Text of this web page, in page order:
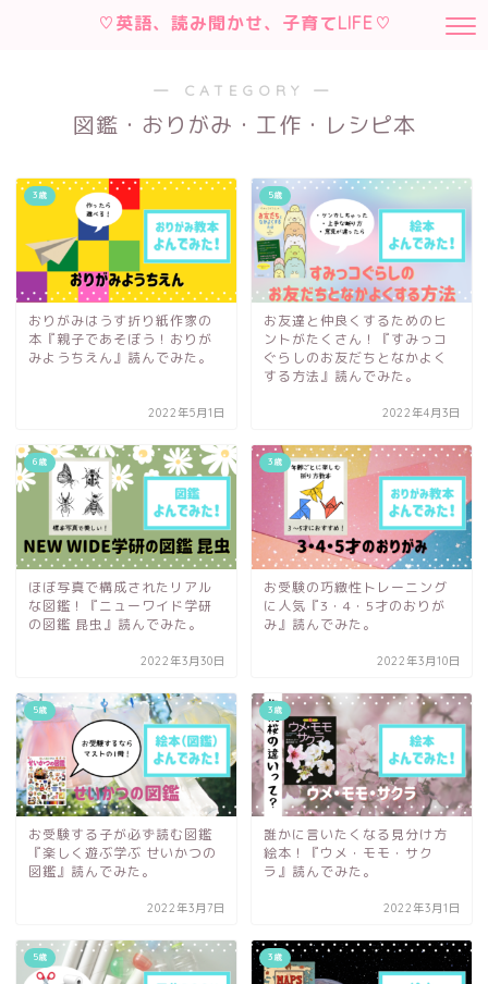
♡英語、読み聞かせ、子育てLIFE♡
― CATEGORY ―
図鑑・おりがみ・工作・レシピ本
3歳
おりがみはうす折り紙作家の
本『親子であそぼう！おりが
みようちえん』読んでみた。
2022年5月1日
5歳
お友達と仲良くするためのヒ
ントがたくさん！『すみっコ
ぐらしのお友だちとなかよく
する方法』読んでみた。
2022年4月3日
6歳
ほぼ写真で構成されたリアル
な図鑑！『ニューワイド学研
の図鑑 昆虫』読んでみた。
2022年3月30日
3歳
お受験の巧緻性トレーニング
に人気『3・4・5才のおりが
み』読んでみた。
2022年3月10日
5歳
お受験する子が必ず読む図鑑
『楽しく遊ぶ学ぶ せいかつの
図鑑』読んでみた。
2022年3月7日
3歳
誰かに言いたくなる見分け方
絵本！『ウメ・モモ・サク
ラ』読んでみた。
2022年3月1日
5歳 3歳